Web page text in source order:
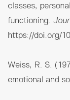
classes,
functioning.
https://doi.org/
Weiss, R. S.
emotional and